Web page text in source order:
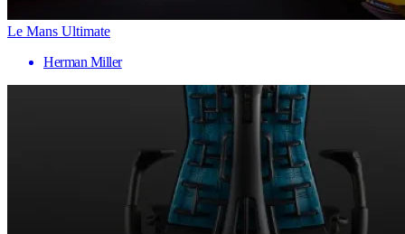
Le Mans Ultimate
Herman Miller